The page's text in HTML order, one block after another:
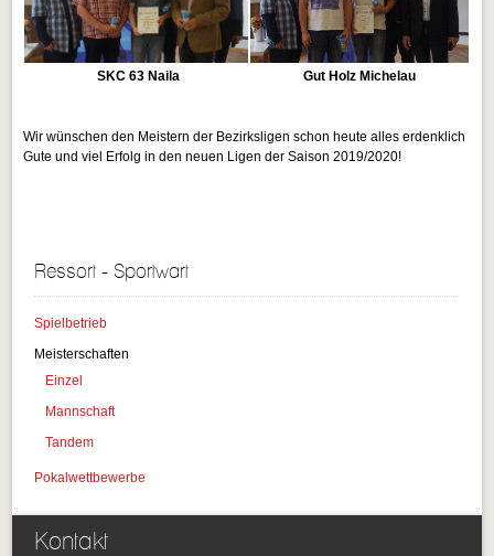
SKC 63 Naila Gut Holz Michelau
Wir wünschen den Meistern der Bezirksligen schon heute alles erdenklich
Gute und viel Erfolg in den neuen Ligen der Saison 2019/2020!
Ressort - Sportwart
Spielbetrieb
Meisterschaften
Einzel
Mannschaft
Tandem
Pokalwettbewerbe
Kontakt